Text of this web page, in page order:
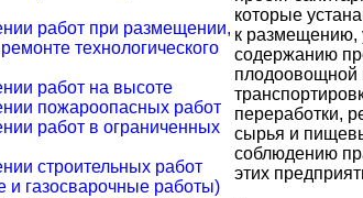
работ при размещении,
технологического
работ на высоте
пожароопасных работ
работ в ограниченных
строительных работ
и газосварочные работы)
которые
к размещению,
содержанию
плодоовощной
переработки,
сырья и
соблюдению
этих